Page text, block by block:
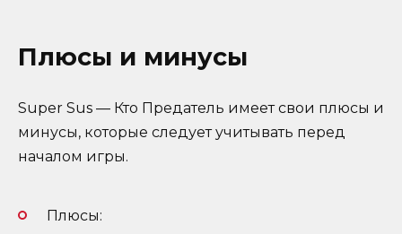
Плюсы и минусы
Super Sus — Кто Предатель имеет свои плюсы и
минусы, которые следует учитывать перед
началом игры.
Плюсы: